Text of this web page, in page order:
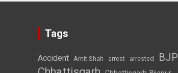
Tags
Accident Amit Shah arrest arrested BJP